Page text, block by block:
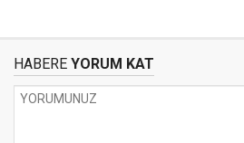
HABERE YORUM KAT